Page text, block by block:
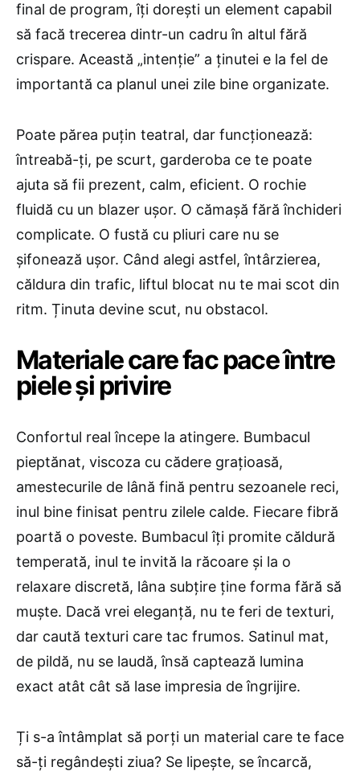
final de program, îți dorești un element capabil
să facă trecerea dintr-un cadru în altul fără
crispare. Această „intenție” a ținutei e la fel de
importantă ca planul unei zile bine organizate.
Poate părea puțin teatral, dar funcționează:
întreabă-ți, pe scurt, garderoba ce te poate
ajuta să fii prezent, calm, eficient. O rochie
fluidă cu un blazer ușor. O cămașă fără închideri
complicate. O fustă cu pliuri care nu se
șifonează ușor. Când alegi astfel, întârzierea,
căldura din trafic, liftul blocat nu te mai scot din
ritm. Ținuta devine scut, nu obstacol.
Materiale care fac pace între
piele și privire
Confortul real începe la atingere. Bumbacul
pieptănat, viscoza cu cădere grațioasă,
amestecurile de lână fină pentru sezoanele reci,
inul bine finisat pentru zilele calde. Fiecare fibră
poartă o poveste. Bumbacul îți promite căldură
temperată, inul te invită la răcoare și la o
relaxare discretă, lâna subțire ține forma fără să
muște. Dacă vrei eleganță, nu te feri de texturi,
dar caută texturi care tac frumos. Satinul mat,
de pildă, nu se laudă, însă captează lumina
exact atât cât să lase impresia de îngrijire.
Ți s-a întâmplat să porți un material care te face
să-ți regândești ziua? Se lipește, se încarcă,